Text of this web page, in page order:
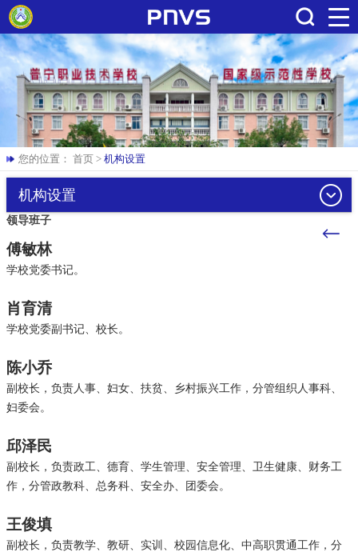
搜索
您的位置： 首页 > 机构设置
机构设置
领导班子
傅敏林
学校党委书记。
肖育清
学校党委副书记、校长。
陈小乔
副校长，负责人事、妇女、扶贫、乡村振兴工作，分管组织人事科、
妇委会。
邱泽民
副校长，负责政工、德育、学生管理、安全管理、卫生健康、财务工
作，分管政教科、总务科、安全办、团委会。
王俊填
副校长，负责教学、教研、实训、校园信息化、中高职贯通工作，分